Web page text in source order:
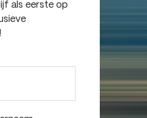
als eerste op